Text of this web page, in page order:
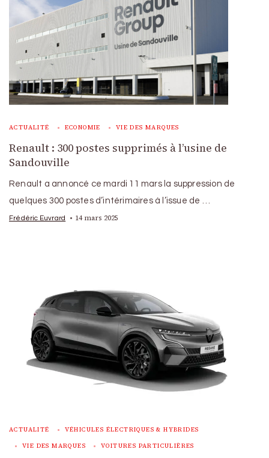
ACTUALITÉ ECONOMIE VIE DES MARQUES
Renault : 300 postes supprimés à l’usine de
Sandouville
Renault a annoncé ce mardi 11 mars la suppression de
quelques 300 postes d’intérimaires à l’issue de …
Frédéric Euvrard 14 mars 2025
ACTUALITÉ VÉHICULES ÉLECTRIQUES & HYBRIDES
VIE DES MARQUES VOITURES PARTICULIÈRES